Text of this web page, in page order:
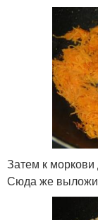
Затем к
Сюда же